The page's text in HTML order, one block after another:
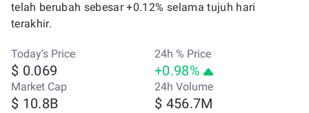
telah berubah sebesar +0.12% selama tujuh hari
terakhir.
Today’s Price
$ 0.069
24h % Price
+0.98%
Market Cap
$ 10.8B
24h Volume
$ 456.7M